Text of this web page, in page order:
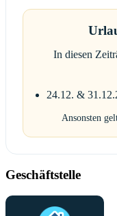
In diesen
24.12. &
Ansonsten
Geschäftstelle